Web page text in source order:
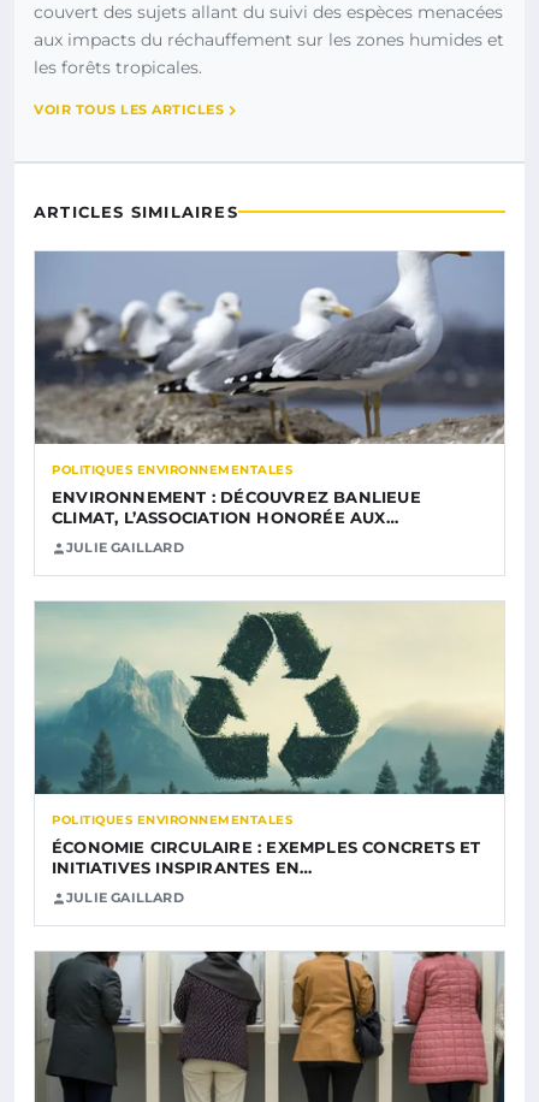
couvert des sujets allant du suivi des espèces menacées
aux impacts du réchauffement sur les zones humides et
les forêts tropicales.
VOIR TOUS LES ARTICLES
ARTICLES SIMILAIRES
POLITIQUES ENVIRONNEMENTALES
ENVIRONNEMENT : DÉCOUVREZ BANLIEUE
CLIMAT, L’ASSOCIATION HONORÉE AUX…
JULIE GAILLARD
POLITIQUES ENVIRONNEMENTALES
ÉCONOMIE CIRCULAIRE : EXEMPLES CONCRETS ET
INITIATIVES INSPIRANTES EN…
JULIE GAILLARD